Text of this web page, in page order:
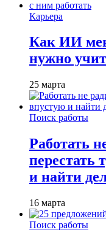
Карьера
Как ИИ
нужно
25 марта
Поиск работы
Работать
перестать
и найти
16 марта
Поиск работы